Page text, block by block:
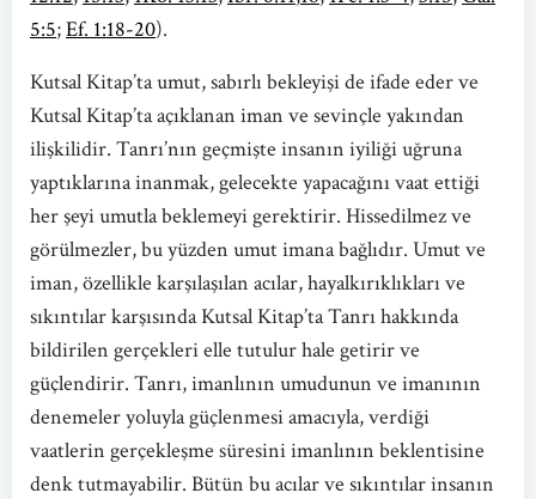
5:5;Ef. 1:18-20).
Kutsal Kitap’ta umut, sabırlı bekleyişi de ifade eder ve
Kutsal Kitap’ta açıklanan iman ve sevinçle yakından
ilişkilidir. Tanrı’nın geçmişte insanın iyiliği uğruna
yaptıklarına inanmak, gelecekte yapacağını vaat ettiği
her şeyi umutla beklemeyi gerektirir. Hissedilmez ve
görülmezler, bu yüzden umut imana bağlıdır. Umut ve
iman, özellikle karşılaşılan acılar, hayalkırıklıkları ve
sıkıntılar karşısında Kutsal Kitap’ta Tanrı hakkında
bildirilen gerçekleri elle tutulur hale getirir ve
güçlendirir. Tanrı, imanlının umudunun ve imanının
denemeler yoluyla güçlenmesi amacıyla, verdiği
vaatlerin gerçekleşme süresini imanlının beklentisine
denk tutmayabilir. Bütün bu acılar ve sıkıntılar insanın